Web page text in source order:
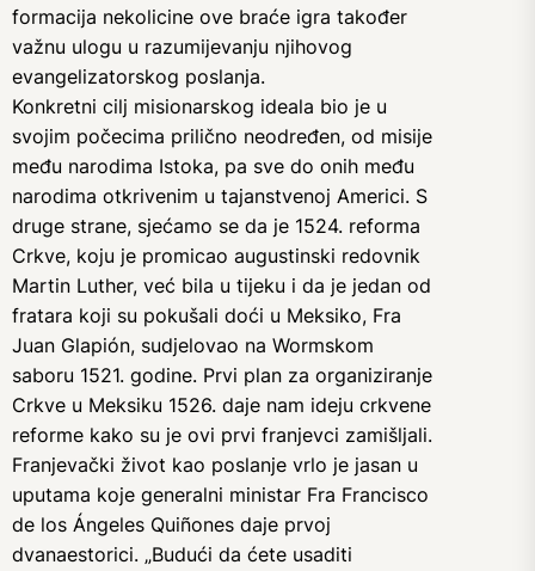
formacija nekolicine ove braće igra također
važnu ulogu u razumijevanju njihovog
evangelizatorskog poslanja.
Konkretni cilj misionarskog ideala bio je u
svojim počecima prilično neodređen, od misije
među narodima Istoka, pa sve do onih među
narodima otkrivenim u tajanstvenoj Americi. S
druge strane, sjećamo se da je 1524. reforma
Crkve, koju je promicao augustinski redovnik
Martin Luther, već bila u tijeku i da je jedan od
fratara koji su pokušali doći u Meksiko, Fra
Juan Glapión, sudjelovao na Wormskom
saboru 1521. godine. Prvi plan za organiziranje
Crkve u Meksiku 1526. daje nam ideju crkvene
reforme kako su je ovi prvi franjevci zamišljali.
Franjevački život kao poslanje vrlo je jasan u
uputama koje generalni ministar Fra Francisco
de los Ángeles Quiñones daje prvoj
dvanaestorici. „Budući da ćete usaditi